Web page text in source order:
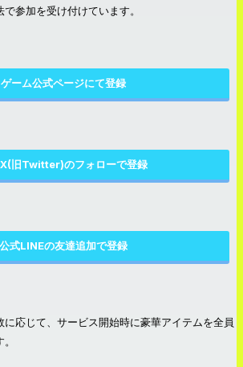
参加を受け付けています。
ゲーム公式ページにて登録
旧Twitter)のフォローで登録
公式LINEの友達追加で登録
に応じて、サービス開始時に豪華アイテムを全員